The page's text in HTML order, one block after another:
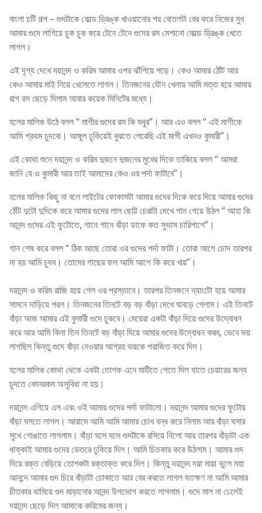
বাংলা চটি গল্প – গুদটাকে কোল্ড ড্রিঙ্ক খাওয়ানোর পর বোতলটা বের করে নিজের মুখ
আমার গুদে লাগিয়ে চুক চুক করে টেনে টেনে গুদের রস মেশানো কোল্ড ড্রিঙ্ক খেতে
লাগল।
এই দৃশ্য দেখে দয়ানন্দ ও করিম আমার ওপর ঝাঁপিয়ে পড়ে। কেও আমার ঠোঁট আর
কেও আমার মাই নিয়ে খেলেতে লাগল। তিনজনের যৌন খেলায় আমি মত্ত হয়ে আমার
রাগ রস ছেড়ে দিলাম আবার কয়েক মিনিটের মধ্যে।
হলের মালিক উঠে বলল “ মাগীর গুদের রস কি মধুর”। আর এও বলল “ এই মাগীকে
আমি প্রথম চুদবো। আঙ্গুল ঢুকিয়েই বুঝতে পেরেছি এই মাগী এখনও কুমারী”।
এই কোথা শুনে দয়ানন্দ ও করিম দুজনে দুজনের মুখের দিকে তাকিয়ে বলল “ আমরা
জানি যে ও কুমারী আর তাই আমাদের কেও ওর পর্দা ফাটাবে”।
হলের মালিক কিছু না বলে লাইটের ফোকাসটা আমার গুদের দিকে করে দিয়ে আমার গুদের
ঠোঁট দুটো দুদিকে করে আমার গুদের লাল ছোট্ট চেরাটা দেখে গান গেয়ে উঠল “ আহা কি
আনন্দ গুদের এই ফুটোতে, গানে গানে বাঁড়া ডাকে কত সুভাস চারিপাশে”।
গান শেষ করে বলল “ ঠিক আছে তোরা ওর গুদের পর্দা ফাটা। তোরা আগে চোদ তারপর
না হয় আমি চুদব। তোদের গাছের ফল আমি আগে কি করে খায়”।
দয়ানন্দ ও করিম রাজি হয়ে গেল ওর প্রস্তাবে। তারপর তিনজনে ন্যাংটো হয়ে আমার
সামনে দাড়িয়ে পরল। তিনজনের তিনটে বড় বড় বাঁড়া দেখে ঘাবড়ে গেলাম। এই তিনটে
বাঁড়া আজ আমার এই কুমারী গুদে ঢুকবে। মেয়েরা একটা বাঁড়া দিয়ে গুদের উদ্বোধন
করে আর আমি কিনা তিন তিনটে বড় বাঁড়া দিয়ে আমার গুদের উদ্বোধন করব, ভেবে ভয়
লাগছিল কিন্তু গুদে বাঁড়া নেওয়ার আগ্রহ ভয়কে পরাজিত করে দিল।
হলের মালিক কোথা থেকে একটা তোশক এনে মাটিতে পেতে দিল যাতে চেয়ারের জন্য
চুদতে কোনরকম অসুবিধা না হয়।
দয়ানন্দ এগিয়ে এল এবং ওই আমার গুদের পর্দা ফাটালো। দয়ানন্দ আমার গুদের ফুটোয়
বাঁড়া ঘসতে লাগল। আরামে আমি আমি আমার চোখ বন্ধ করে নিলাম আর বাঁড়া ঘসার
সুখে গোঙাতে লাগলাম। বাঁড়া ঘসে ঘসে গুদটাকে রসিয়ে নিলো আর তারপর বাঁড়াটা এক
ধাক্কাই আমার গুদের ভেতরে ঢুকিয়ে দিল। আমি চিতকার করে উঠলাম। আমার গুদ
দিয়ে রক্ত বেড়িয়ে তোশকটা রক্তাক্ত করে দিল। কিন্তু দয়ানন্দ দয়া মায়া ভুলে মহা
আনন্দে আমার গুদ চিরে বাঁড়াটা ঢোকাতে আর বের করতে লাগল যতক্ষণ না আমি আমার
চীতকার থামিয়ে গুদ মাড়ানোর আনন্দ উপভোগ করতে লাগলাম। গুদে মাল না ঢেলেই
দয়ানন্দ ছেড়ে দিল আমাকে করিমের জন্য।